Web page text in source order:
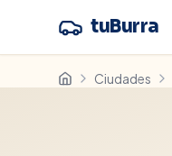
tuBurra
Ciudades